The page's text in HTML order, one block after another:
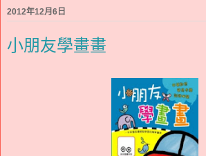
2012年12月6日
小朋友學畫畫